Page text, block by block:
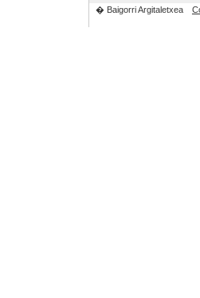
� Baigorri Argitaletxea